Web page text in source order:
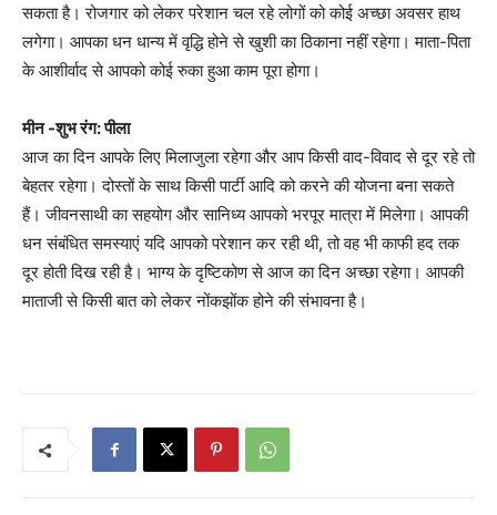
सकता है। रोजगार को लेकर परेशान चल रहे लोगों को कोई अच्छा अवसर हाथ
लगेगा। आपका धन धान्य में वृद्धि होने से खुशी का ठिकाना नहीं रहेगा। माता-पिता
के आशीर्वाद से आपको कोई रुका हुआ काम पूरा होगा।
मीन -शुभ रंग: पीला
आज का दिन आपके लिए मिलाजुला रहेगा और आप किसी वाद-विवाद से दूर रहे तो
बेहतर रहेगा। दोस्तों के साथ किसी पार्टी आदि को करने की योजना बना सकते
हैं। जीवनसाथी का सहयोग और सानिध्य आपको भरपूर मात्रा में मिलेगा। आपकी
धन संबंधित समस्याएं यदि आपको परेशान कर रही थी, तो वह भी काफी हद तक
दूर होती दिख रही है। भाग्य के दृष्टिकोण से आज का दिन अच्छा रहेगा। आपकी
माताजी से किसी बात को लेकर नोंकझोंक होने की संभावना है।